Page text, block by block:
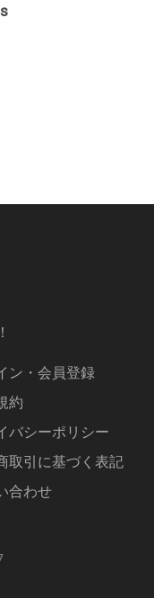
ン・会員登録
約
バシーポリシー
取引に基づく表記
合わせ